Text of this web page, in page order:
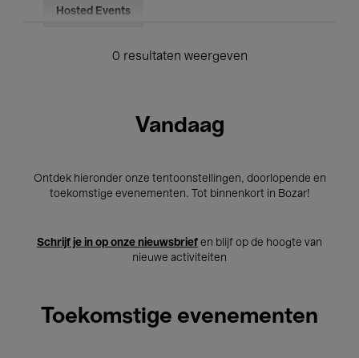
Hosted Events
0 resultaten weergeven
Vandaag
Ontdek hieronder onze tentoonstellingen, doorlopende en
toekomstige evenementen. Tot binnenkort in Bozar!
Schrijf je in op onze nieuwsbrief en blijf op de hoogte van
nieuwe activiteiten
Toekomstige evenementen